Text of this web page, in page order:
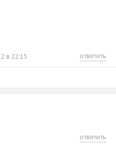
в 22:15 ответить
ответить